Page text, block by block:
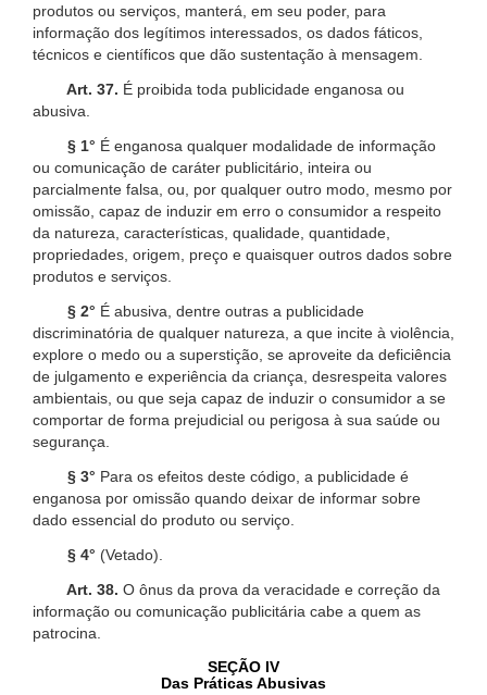
produtos ou serviços, manterá, em seu poder, para
informação dos legítimos interessados, os dados fáticos,
técnicos e científicos que dão sustentação à mensagem.
Art. 37. É proibida toda publicidade enganosa ou
abusiva.
§ 1° É enganosa qualquer modalidade de informação
ou comunicação de caráter publicitário, inteira ou
parcialmente falsa, ou, por qualquer outro modo, mesmo por
omissão, capaz de induzir em erro o consumidor a respeito
da natureza, características, qualidade, quantidade,
propriedades, origem, preço e quaisquer outros dados sobre
produtos e serviços.
§ 2° É abusiva, dentre outras a publicidade
discriminatória de qualquer natureza, a que incite à violência,
explore o medo ou a superstição, se aproveite da deficiência
de julgamento e experiência da criança, desrespeita valores
ambientais, ou que seja capaz de induzir o consumidor a se
comportar de forma prejudicial ou perigosa à sua saúde ou
segurança.
§ 3° Para os efeitos deste código, a publicidade é
enganosa por omissão quando deixar de informar sobre
dado essencial do produto ou serviço.
§ 4° (Vetado).
Art. 38. O ônus da prova da veracidade e correção da
informação ou comunicação publicitária cabe a quem as
patrocina.
SEÇÃO IV
Das Práticas Abusivas